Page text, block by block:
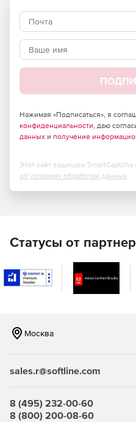
Обрабатывает 32-битные
Обнаружение пустых
Количество
Возможность сохранить
конфигурацию сканера
Возможность
кода, включая коды 39/
PDF417, 2 из 5 Matrix и
Нажимая «Подписаться», я
конфиденциальности, даю
данных и получение
Этот сайт защищен SmartCaptcha
об условиях обработки данных
Статусы от
Москва
sales.r@softline.com
8 (495) 232-00-60
8 (800) 200-08-60